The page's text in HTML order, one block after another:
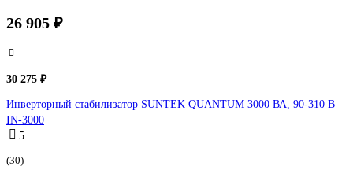
26 905 ₽
30 275 ₽
Инверторный стабилизатор SUNTEK QUANTUM 3000 ВА, 90-310 В
IN-3000
5
(30)